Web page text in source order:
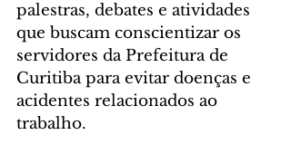
palestras, debates e atividades
que buscam conscientizar os
servidores da Prefeitura de
Curitiba para evitar doenças e
acidentes relacionados ao
trabalho.